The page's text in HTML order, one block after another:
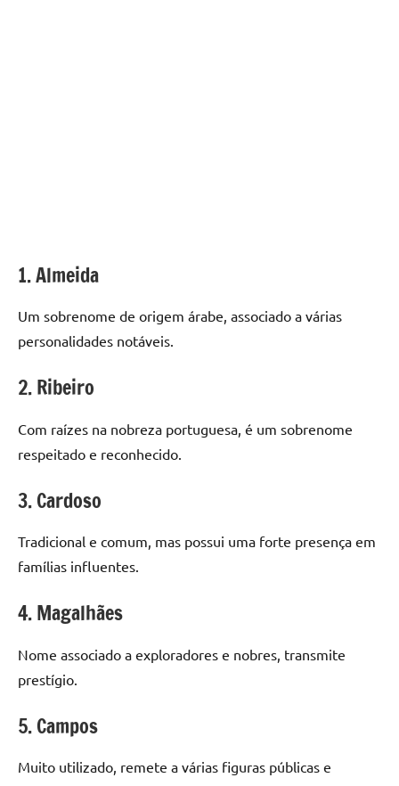
1. Almeida
Um sobrenome de origem árabe, associado a várias
personalidades notáveis.
2. Ribeiro
Com raízes na nobreza portuguesa, é um sobrenome
respeitado e reconhecido.
3. Cardoso
Tradicional e comum, mas possui uma forte presença em
famílias influentes.
4. Magalhães
Nome associado a exploradores e nobres, transmite
prestígio.
5. Campos
Muito utilizado, remete a várias figuras públicas e